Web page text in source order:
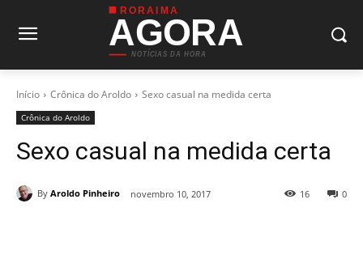
RORAIMA
AGORA
NOTÍCIAS DA HORA
Início Crônica do Aroldo Sexo casual na medida certa
Crônica do Aroldo
Sexo casual na medida certa
By Aroldo Pinheiro novembro 10, 2017 0
16